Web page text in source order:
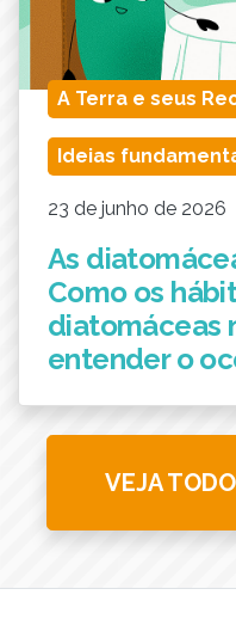
A Terra e seus
Ideias
23 de junho de 2026
As
Como os
diatomáceas
entender o
VEJA